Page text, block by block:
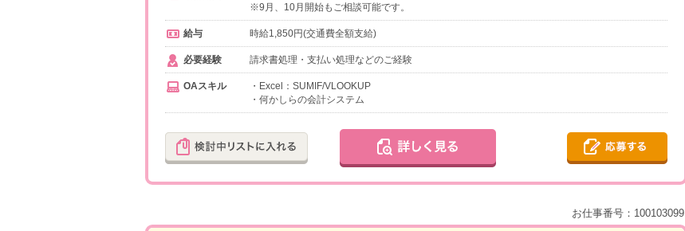
※9月、10月開始もご相談可能です。
給与 時給1,850円(交通費全額支給)
必要経験 請求書処理・支払い処理などのご経験
OAスキル
・Excel：SUMIF/VLOOKUP
・何かしらの会計システム
お仕事番号：100103099